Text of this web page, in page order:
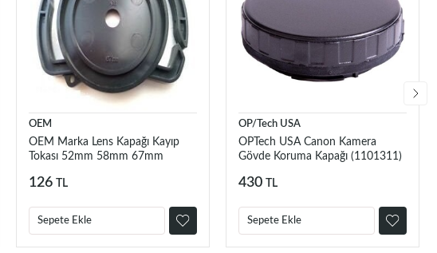
OEM
OEM Marka Lens Kapağı Kayıp
Tokası 52mm 58mm 67mm
126 TL
Sepete Ekle
OP/Tech USA
OPTech USA Canon Kamera
Gövde Koruma Kapağı (1101311)
430 TL
Sepete Ekle